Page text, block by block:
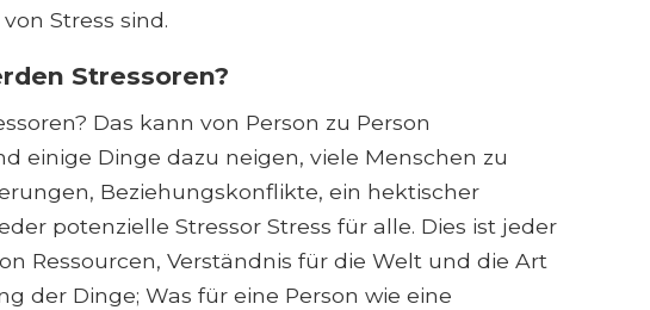
Stress sind.
Stressoren?
Das kann von Person zu Person
einige Dinge dazu neigen, viele Menschen zu
Beziehungskonflikte, ein hektischer
potenzielle Stressor Stress für alle. Dies ist jeder
Ressourcen, Verständnis für die Welt und die Art
der Dinge; Was für eine Person wie eine